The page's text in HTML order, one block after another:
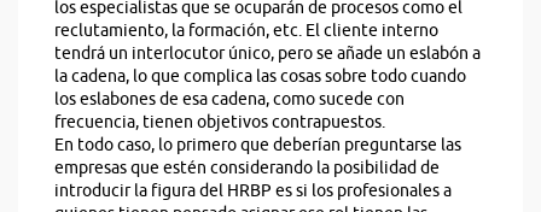
los especialistas que se ocuparán de procesos como el
reclutamiento, la formación, etc. El cliente interno
tendrá un interlocutor único, pero se añade un eslabón a
la cadena, lo que complica las cosas sobre todo cuando
los eslabones de esa cadena, como sucede con
frecuencia, tienen objetivos contrapuestos.
En todo caso, lo primero que deberían preguntarse las
empresas que estén considerando la posibilidad de
introducir la figura del HRBP es si los profesionales a